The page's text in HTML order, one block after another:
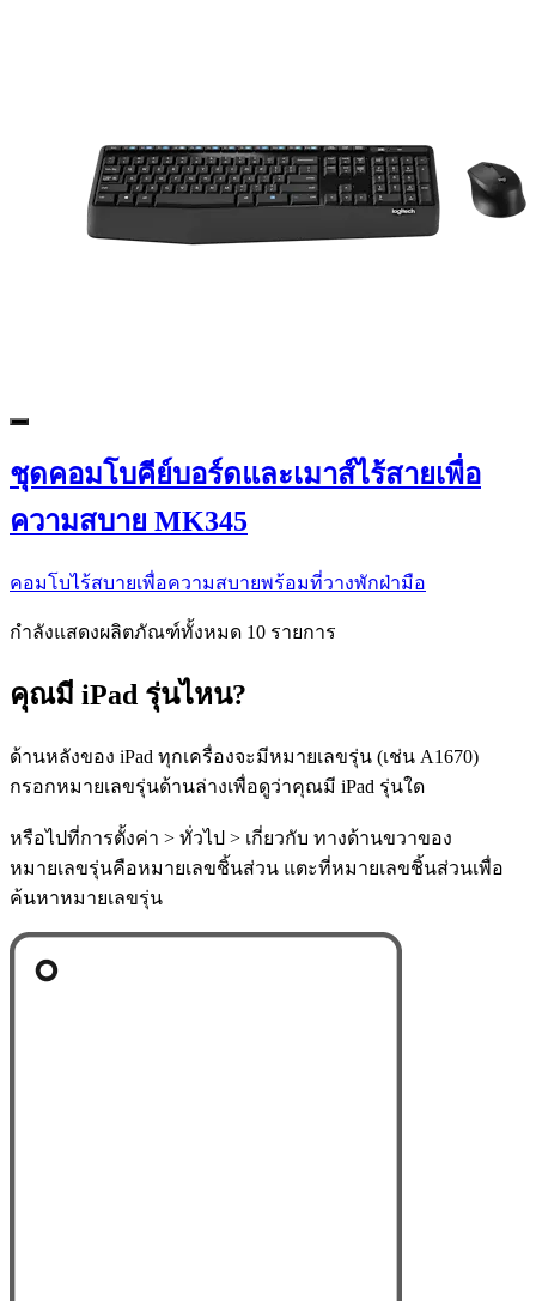
ชุดคอมโบคีย์บอร์ดและเมาส์ไร้สายเพื่อ
ความสบาย MK345
คอมโบไร้สบายเพื่อความสบายพร้อมที่วางพักฝ่ามือ
กำลังแสดงผลิตภัณฑ์ทั้งหมด 10 รายการ
คุณมี iPad รุ่นไหน?
ด้านหลังของ iPad ทุกเครื่องจะมีหมายเลขรุ่น (เช่น A1670)
กรอกหมายเลขรุ่นด้านล่างเพื่อดูว่าคุณมี iPad รุ่นใด
หรือไปที่การตั้งค่า > ทั่วไป > เกี่ยวกับ ทางด้านขวาของ
หมายเลขรุ่นคือหมายเลขชิ้นส่วน แตะที่หมายเลขชิ้นส่วนเพื่อ
ค้นหาหมายเลขรุ่น